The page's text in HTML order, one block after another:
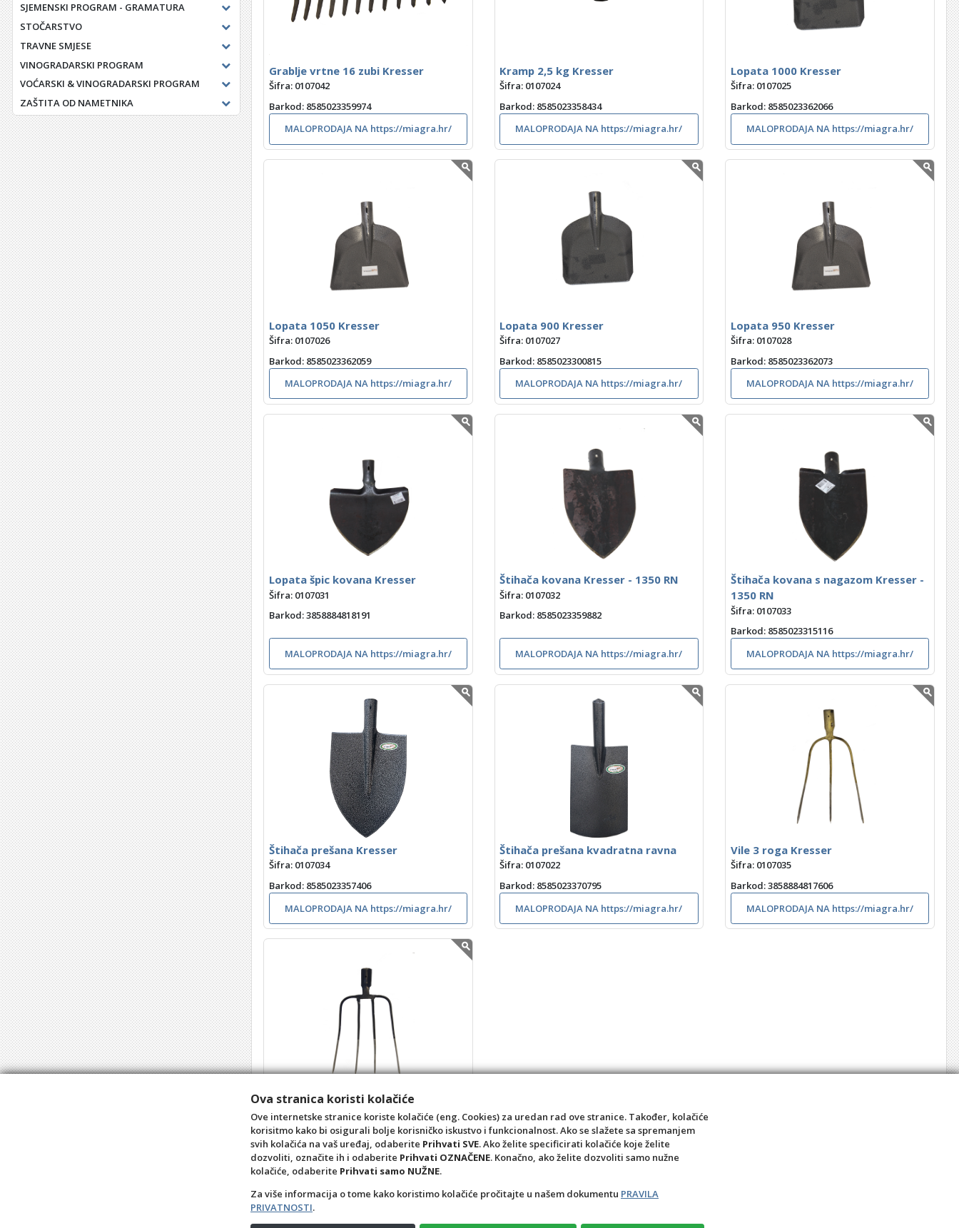
SJEMENSKI PROGRAM - GRAMATURA
STOČARSTVO
TRAVNE SMJESE
VINOGRADARSKI PROGRAM
VOĆARSKI & VINOGRADARSKI PROGRAM
ZAŠTITA OD NAMETNIKA
Grablje vrtne 16 zubi Kresser
Šifra: 0107042
Barkod: 8585023359974
MALOPRODAJA NA https://miagra.hr/
Kramp 2,5 kg Kresser
Šifra: 0107024
Barkod: 8585023358434
MALOPRODAJA NA https://miagra.hr/
Lopata 1000 Kresser
Šifra: 0107025
Barkod: 8585023362066
MALOPRODAJA NA https://miagra.hr/
Lopata 1050 Kresser
Šifra: 0107026
Barkod: 8585023362059
MALOPRODAJA NA https://miagra.hr/
Lopata 900 Kresser
Šifra: 0107027
Barkod: 8585023300815
MALOPRODAJA NA https://miagra.hr/
Lopata 950 Kresser
Šifra: 0107028
Barkod: 8585023362073
MALOPRODAJA NA https://miagra.hr/
Lopata špic kovana Kresser
Šifra: 0107031
Barkod: 3858884818191
MALOPRODAJA NA https://miagra.hr/
Štihača kovana Kresser - 1350 RN
Šifra: 0107032
Barkod: 8585023359882
MALOPRODAJA NA https://miagra.hr/
Štihača kovana s nagazom Kresser -
1350 RN
Šifra: 0107033
Barkod: 8585023315116
MALOPRODAJA NA https://miagra.hr/
Štihača prešana Kresser
Šifra: 0107034
Barkod: 8585023357406
MALOPRODAJA NA https://miagra.hr/
Štihača prešana kvadratna ravna
Šifra: 0107022
Barkod: 8585023370795
MALOPRODAJA NA https://miagra.hr/
Vile 3 roga Kresser
Šifra: 0107035
Barkod: 3858884817606
MALOPRODAJA NA https://miagra.hr/
Vile 4 roga Kresser
Šifra: 0107036
Barkod: 8585023357642
MALOPRODAJA NA https://miagra.hr/
Ova stranica koristi kolačiće
Ove internetske stranice koriste kolačiće (eng. Cookies) za uredan rad ove stranice. Također, kolačiće
korisitmo kako bi osigurali bolje korisničko iskustvo i funkcionalnost. Ako se slažete sa spremanjem
svih kolačića na vaš uređaj, odaberite Prihvati SVE. Ako želite specificirati kolačiće koje želite
dozvoliti, označite ih i odaberite Prihvati OZNAČENE. Konačno, ako želite dozvoliti samo nužne
kolačiće, odaberite Prihvati samo NUŽNE.
Za više informacija o tome kako koristimo kolačiće pročitajte u našem dokumentu PRAVILA
PRIVATNOSTI.